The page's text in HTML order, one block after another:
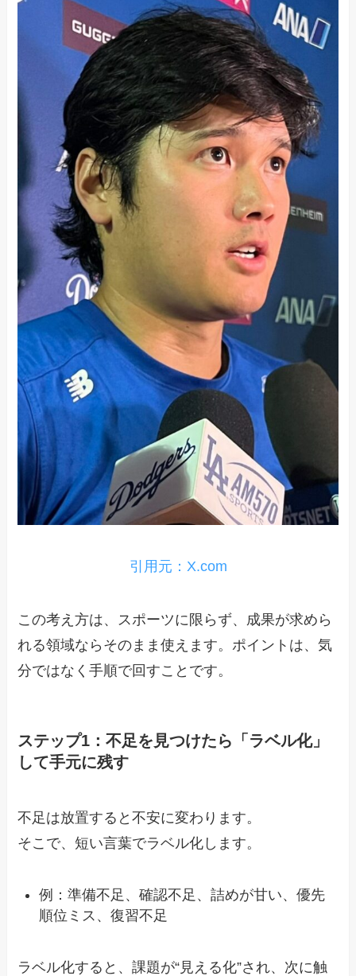
引用元：X.com
この考え方は、スポーツに限らず、成果が求めら
れる領域ならそのまま使えます。ポイントは、気
分ではなく手順で回すことです。
ステップ1：不足を見つけたら「ラベル化」
して手元に残す
不足は放置すると不安に変わります。
そこで、短い言葉でラベル化します。
例：準備不足、確認不足、詰めが甘い、優先
順位ミス、復習不足
ラベル化すると、課題が“見える化”され、次に触